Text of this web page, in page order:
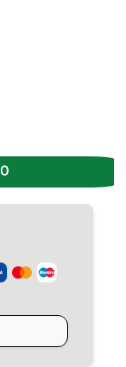
D/pillow cantidad